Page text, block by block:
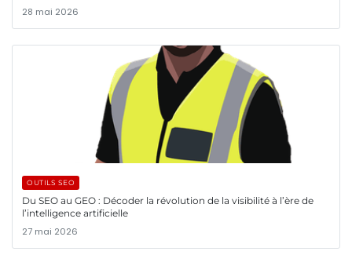
28 mai 2026
OUTILS SEO
Du SEO au GEO : Décoder la révolution de la visibilité à l’ère de
l’intelligence artificielle
27 mai 2026